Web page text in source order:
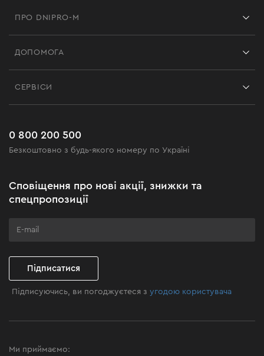
ПРО DNIPRO-M
Відгуки
Чорна п'ятниця
Клуб майстерності
ДОПОМОГА
Поширені запитання
СЕРВІСИ
0 800 200 500
Безкоштовно з будь-якого номеру по Україні
Сповіщення про нові акції, знижки та
спецпропозиції
Підписатися
Підписуючись, ви погоджуєтеся зугодою користувача
Ми приймаємо: